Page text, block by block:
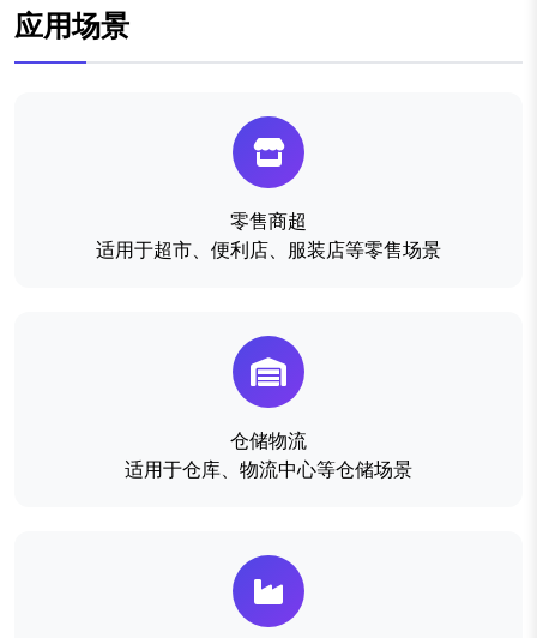
应用场景
零售商超
适用于超市、便利店、服装店等零售场景
仓储物流
适用于仓库、物流中心等仓储场景